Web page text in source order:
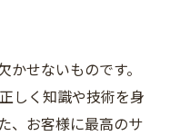
せないものです。
しく知識や技術を身
、お客様に最高のサ